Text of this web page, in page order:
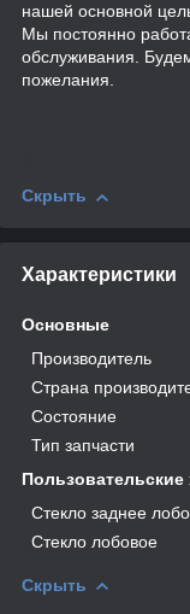
нашей основной
Мы постоянно
обслуживания.
пожелания.
Скрыть
Характеристики
Основные
Производитель
Страна
Состояние
Тип запчасти
Пользовательские
Стекло заднее
Стекло лобовое
Скрыть